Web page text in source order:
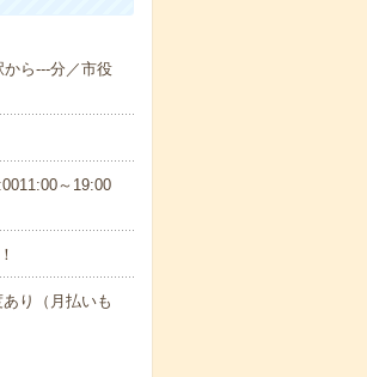
ら---分／市役
～19:00
り（月払いも